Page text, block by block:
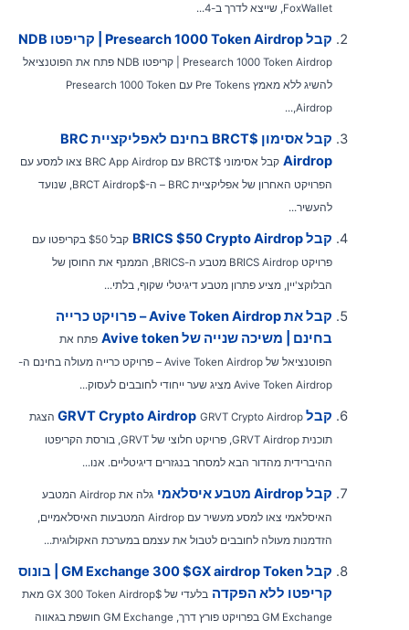
FoxWallet, שייצא לדרך ב-4...
קבל Presearch 1000 Token Airdrop | קריפטו NDB
Presearch 1000 Token Airdrop | קריפטו NDB פתח את הפוטנציאל
להשיג ללא מאמץ Pre Tokens עם Presearch 1000 Token
Airdrop,...
קבל אסימון $BRCT בחינם לאפליקציית BRC
Airdrop
קבל אסימוני $BRCT עם BRC App Airdrop צאו למסע עם
הפרויקט האחרון של אפליקציית BRC – ה-$BRCT Airdrop, שנועד
להעשיר...
קבל BRICS $50 Crypto Airdrop
קבל $50 בקריפטו עם
פרויקט BRICS Airdrop מטבע ה-BRICS, הממנף את החוסן של
הבלוקצ'יין, מציע פתרון מטבע דיגיטלי שקוף, בלתי...
קבל את Avive Token Airdrop – פרויקט כרייה
בחינם | משיכה שנייה של Avive token
פתח את
הפוטנציאל של Avive Token Airdrop – פרויקט כרייה מעולה בחינם ה-
Avive Token Airdrop מציג שער ייחודי לחובבים לעסוק...
קבל GRVT Crypto Airdrop
GRVT Crypto Airdrop הצגת
תוכנית GRVT Airdrop, פרויקט חלוצי של GRVT, בורסת הקריפטו
ההיברידית מהדור הבא למסחר בנגזרים דיגיטליים. אנו...
קבל Airdrop מטבע איסלאמי
גלה את Airdrop המטבע
האיסלאמי צאו למסע מעשיר עם Airdrop המטבעות האיסלאמיים,
הזדמנות מעולה לחובבים לטבול את עצמם במערכת האקולוגית...
קבל GM Exchange 300 $GX airdrop Token | בונוס
קריפטו ללא הפקדה
בלעדי של $GX 300 Token Airdrop מאת
GM Exchange בפרויקט פורץ דרך, GM Exchange חושפת בגאווה